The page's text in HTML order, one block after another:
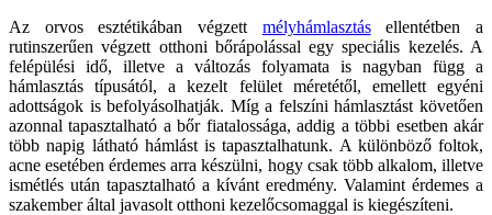
Az orvos esztétikában végzett mélyhámlasztásellentétben a
rutinszerűen végzett otthoni bőrápolással egy speciális kezelés. A
felépülési idő, illetve a változás folyamata is nagyban függ a
hámlasztás típusától, a kezelt felület méretétől, emellett egyéni
adottságok is befolyásolhatják. Míg a felszíni hámlasztást követően
azonnal tapasztalható a bőr fiatalossága, addig a többi esetben akár
több napig látható hámlást is tapasztalhatunk. A különböző foltok,
acne esetében érdemes arra készülni, hogy csak több alkalom, illetve
ismétlés után tapasztalható a kívánt eredmény. Valamint érdemes a
szakember által javasolt otthoni kezelőcsomaggal is kiegészíteni.